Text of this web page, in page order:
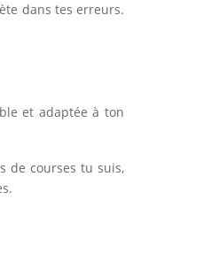
dans tes erreurs.
et adaptée à ton
de courses tu suis,